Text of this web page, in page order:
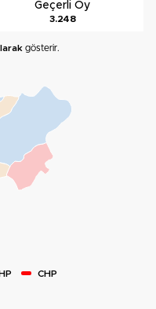
Geçerli Oy
3.248
gösterir.
CHP